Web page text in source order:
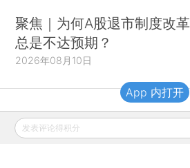
聚焦｜为何A股退市制度改革
总是不达预期？
2026年08月10日
财新移动
发表评论得积分
App 内打开